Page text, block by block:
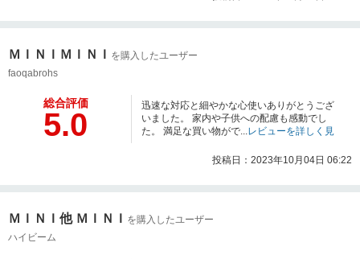
ＭＩＮＩＭＩＮＩ を購入したユーザー
faoqabrohs
総合評価
5.0
迅速な対応と細やかな心使いありがとうござ
いました。 家内や子供への配慮も感動でし
た。 満足な買い物がで... レビューを詳しく見
投稿日：2023年10月04日 06:22
ＭＩＮＩ他 ＭＩＮＩ を購入したユーザー
ハイビーム